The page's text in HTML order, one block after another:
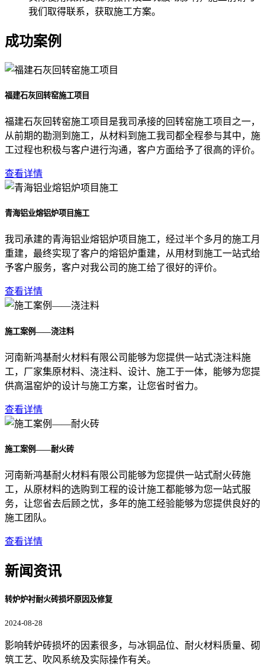
我们取得联系，获取施工方案。
成功案例
福建石灰回转窑施工项目
福建石灰回转窑施工项目是我司承接的回转窑施工项目之一，
从前期的勘测到施工，从材料到施工我司都全程参与其中，施
工过程也积极与客户进行沟通，客户方面给予了很高的评价。
查看详情
青海铝业熔铝炉项目施工
我司承建的青海铝业熔铝炉项目施工，经过半个多月的施工月
重建，最终实现了客户的熔铝炉重建，从用材到施工一站式给
予客户服务，客户对我公司的施工给了很好的评价。
查看详情
施工案例——浇注料
河南新鸿基耐火材料有限公司能够为您提供一站式浇注料施
工，厂家集原材料、浇注料、设计、施工于一体，能够为您提
供高温窑炉的设计与施工方案，让您省时省力。
查看详情
施工案例——耐火砖
河南新鸿基耐火材料有限公司能够为您提供一站式耐火砖施
工，从原材料的选购到工程的设计施工都能够为您一站式服
务，让您省去后顾之忧，多年的施工经验能够为您提供良好的
施工团队。
查看详情
新闻资讯
转炉炉衬耐火砖损坏原因及修复
2024-08-28
影响转炉砖损坏的因素很多，与冰铜品位、耐火材料质量、砌
筑工艺、吹风系统及实际操作有关。